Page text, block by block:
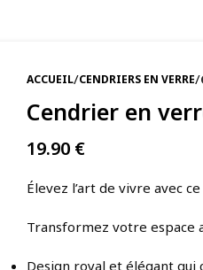
ACCUEIL/CENDRIERS EN VERRE/
Cendrier en
19.90 €
Élevez l’art de vivre avec
Transformez votre espace
Design royal et élégant qui